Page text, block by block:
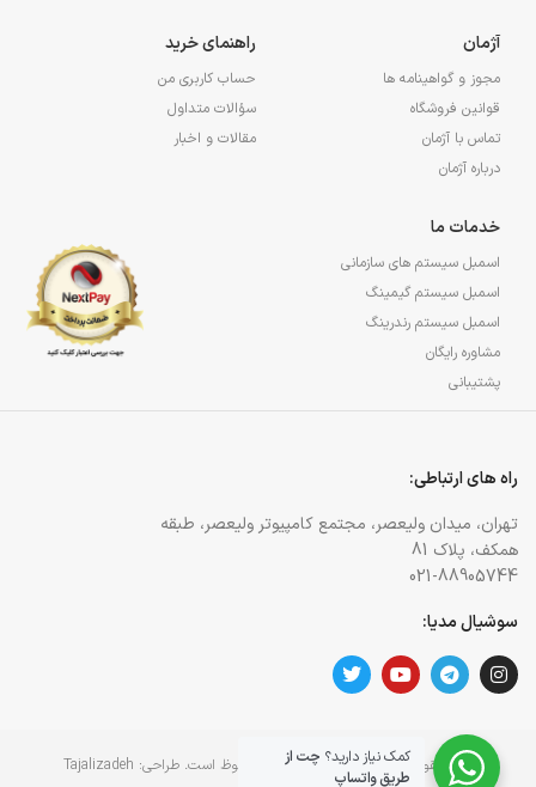
آژمان
مجوز و گواهینامه ها
قوانین فروشگاه
تماس با آژمان
درباره آژمان
راهنمای خرید
حساب کاربری من
سؤالات متداول
مقالات و اخبار
خدمات ما
اسمبل سیستم های سازمانی
اسمبل سیستم گیمینگ
اسمبل سیستم رندرینگ
مشاوره رایگان
پشتیبانی
راه های ارتباطی:
تهران، میدان ولیعصر، مجتمع کامپیوتر ولیعصر، طبقه
همکف، پلاک 81
021-88905744
سوشیال مدیا:
کلیه حقوق برای وبسایت آژمان آی تی محفوظ است. طراحی: Tajalizadeh کمک نیاز دارید؟ چت از
طریق واتساپ